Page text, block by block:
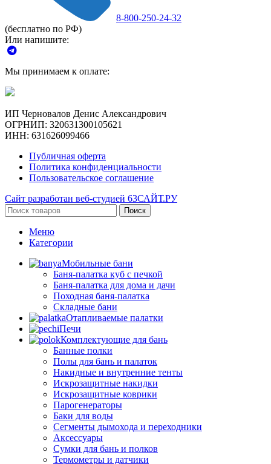
8-800-250-24-32
(бесплатно по РФ)
Или напишите:
Мы принимаем к оплате:
ИП Черновалов Денис Александрович
ОГРНИП: 320631300105621
ИНН: 631626099466
Публичная оферта
Политика конфиденциальности
Пользовательское соглашение
Сайт разработан веб-студией 63САЙТ.РУ
Поиск
Меню
Категории
Мобильные бани
Баня-палатка куб с печкой
Баня-палатка для дома и дачи
Походная баня-палатка
Складные бани
Отапливаемые палатки
Печи
Комплектующие для бань
Банные полки
Полы для бань и палаток
Накидные и внутренние тенты
Искрозащитные накидки
Искрозащитные коврики
Парогенераторы
Баки для воды
Сегменты дымохода и переходники
Аксессуары
Сумки для бань и полков
Термометры и датчики